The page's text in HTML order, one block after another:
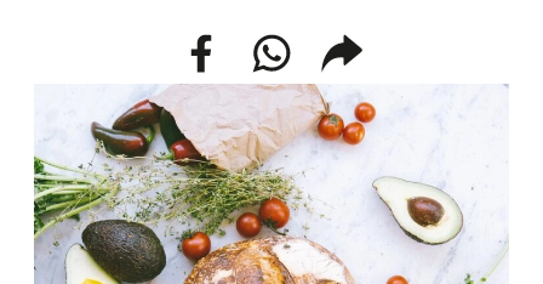
facebookwhatsappcompartir
enlace